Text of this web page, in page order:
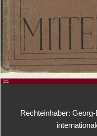
Rechteinhaber: